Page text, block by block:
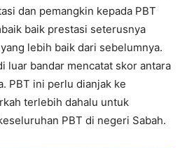
dan pemangkin kepada PBT
baik prestasi seterusnya
lebih baik dari sebelumnya.
luar bandar mencatat skor antara
PBT ini perlu dianjak ke
terlebih dahalu untuk
PBT di negeri Sabah.